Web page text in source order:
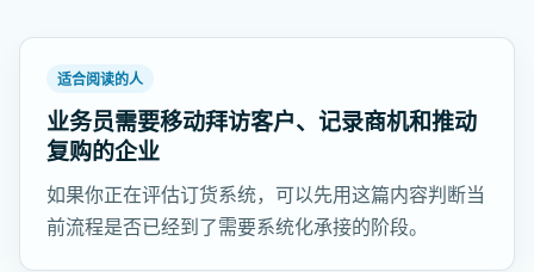
适合阅读的人
业务员需要移动拜访客户、记录商机和推动
复购的企业
如果你正在评估订货系统，可以先用这篇内容判断当
前流程是否已经到了需要系统化承接的阶段。